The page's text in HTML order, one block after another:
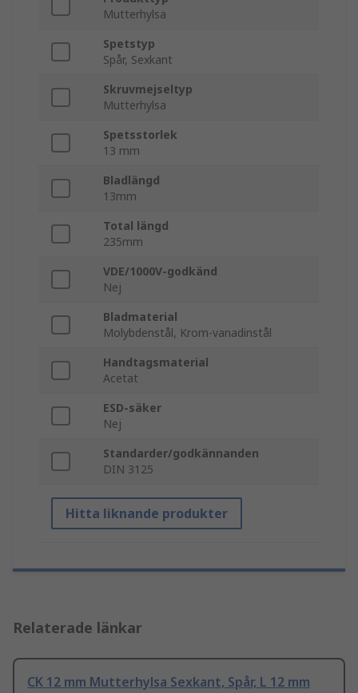
Mutterhylsa
Spetstyp
Spår, Sexkant
Skruvmejseltyp
Mutterhylsa
Spetsstorlek
13 mm
Bladlängd
13mm
Total längd
235mm
VDE/1000V-godkänd
Nej
Bladmaterial
Molybdenstål, Krom-vanadinstål
Handtagsmaterial
Acetat
ESD-säker
Nej
Standarder/godkännanden
DIN 3125
Hitta liknande produkter
Relaterade länkar
CK 12 mm Mutterhylsa Sexkant, Spår, L 12 mm